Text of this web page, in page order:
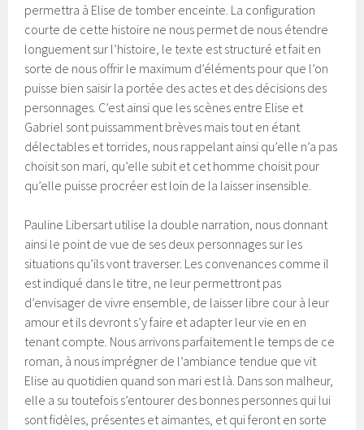
permettra à Elise de tomber enceinte. La configuration
courte de cette histoire ne nous permet de nous étendre
longuement sur l’histoire, le texte est structuré et fait en
sorte de nous offrir le maximum d’éléments pour que l’on
puisse bien saisir la portée des actes et des décisions des
personnages. C’est ainsi que les scènes entre Elise et
Gabriel sont puissamment brèves mais tout en étant
délectables et torrides, nous rappelant ainsi qu’elle n’a pas
choisit son mari, qu’elle subit et cet homme choisit pour
qu’elle puisse procréer est loin de la laisser insensible.
Pauline Libersart utilise la double narration, nous donnant
ainsi le point de vue de ses deux personnages sur les
situations qu’ils vont traverser. Les convenances comme il
est indiqué dans le titre, ne leur permettront pas
d’envisager de vivre ensemble, de laisser libre cour à leur
amour et ils devront s’y faire et adapter leur vie en en
tenant compte. Nous arrivons parfaitement le temps de ce
roman, à nous imprégner de l’ambiance tendue que vit
Elise au quotidien quand son mari est là. Dans son malheur,
elle a su toutefois s’entourer des bonnes personnes qui lui
sont fidèles, présentes et aimantes, et qui feront en sorte